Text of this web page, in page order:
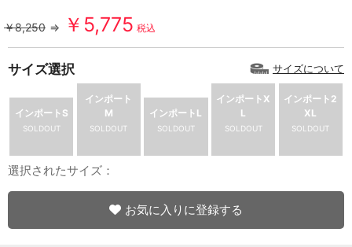
￥8,250 ⇒ ￥5,775 税込
サイズ選択 サイズについて
インポートS
SOLDOUT
インポート
M
SOLDOUT
インポートL
SOLDOUT
インポートX
L
SOLDOUT
インポート2
XL
SOLDOUT
選択されたサイズ：
お気に入りに登録する